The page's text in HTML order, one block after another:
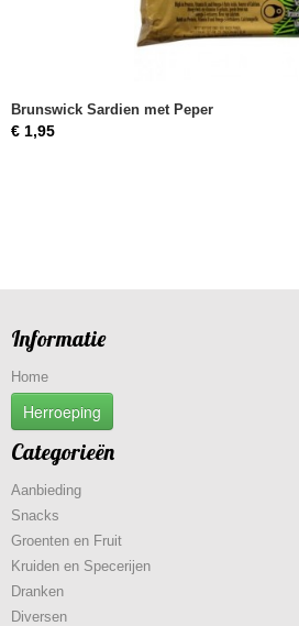
Brunswick Sardien met Peper
€ 1,95
Informatie
Home
Herroeping
Categorieën
Aanbieding
Snacks
Groenten en Fruit
Kruiden en Specerijen
Dranken
Diversen